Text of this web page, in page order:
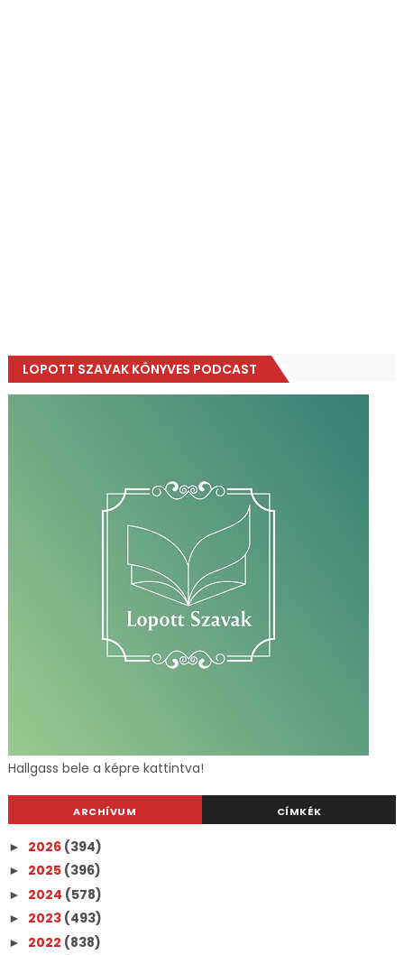
LOPOTT SZAVAK KÖNYVES PODCAST
Hallgass bele a képre kattintva!
ARCHÍVUM CÍMKÉK
► 2026 (394)
► 2025 (396)
► 2024 (578)
► 2023 (493)
► 2022 (838)